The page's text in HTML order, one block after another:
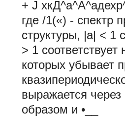
+ J
где /1(«) - спектр
структуры, |а| < 1
> 1
которых убывает
выражается
образом и •__